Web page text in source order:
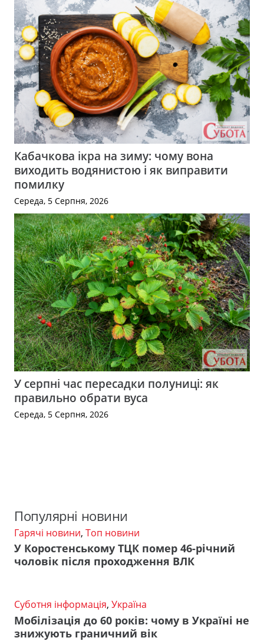
Кабачкова ікра на зиму: чому вона
виходить водянистою і як виправити
помилку
Середа, 5 Серпня, 2026
У серпні час пересадки полуниці: як
правильно обрати вуса
Середа, 5 Серпня, 2026
Популярні новини
Гарячі новини, Топ новини
У Коростенському ТЦК помер 46-річний
чоловік після проходження ВЛК
Суботня інформація, Україна
Мобілізація до 60 років: чому в Україні не
знижують граничний вік